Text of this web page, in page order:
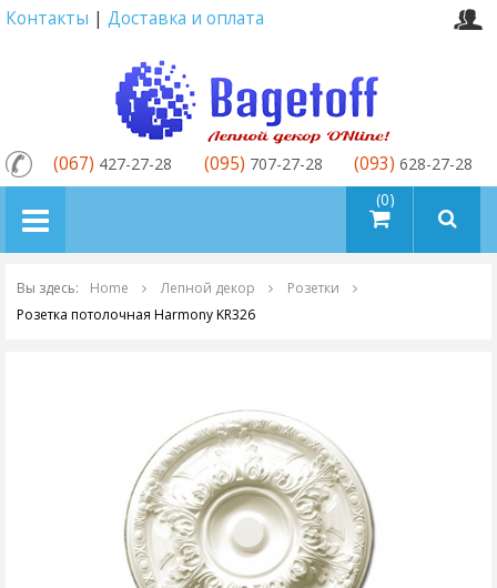
Контакты | Доставка и оплата
товаров (0)
(067) 427-27-28 (095) 707-27-28 (093) 628-27-28
Вы здесь: Home Лепной декор
Розетки
Розетка потолочная Harmony KR326